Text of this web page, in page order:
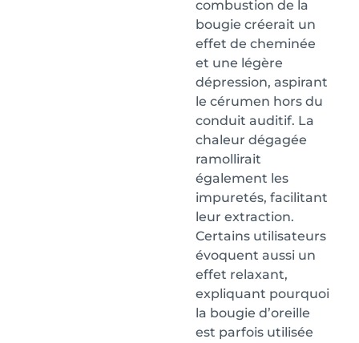
combustion de la
bougie créerait un
effet de cheminée
et une légère
dépression, aspirant
le cérumen hors du
conduit auditif. La
chaleur dégagée
ramollirait
également les
impuretés, facilitant
leur extraction.
Certains utilisateurs
évoquent aussi un
effet relaxant,
expliquant pourquoi
la bougie d’oreille
est parfois utilisée